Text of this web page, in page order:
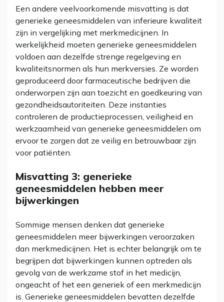
Een andere veelvoorkomende misvatting is dat
generieke geneesmiddelen van inferieure kwaliteit
zijn in vergelijking met merkmedicijnen. In
werkelijkheid moeten generieke geneesmiddelen
voldoen aan dezelfde strenge regelgeving en
kwaliteitsnormen als hun merkversies. Ze worden
geproduceerd door farmaceutische bedrijven die
onderworpen zijn aan toezicht en goedkeuring van
gezondheidsautoriteiten. Deze instanties
controleren de productieprocessen, veiligheid en
werkzaamheid van generieke geneesmiddelen om
ervoor te zorgen dat ze veilig en betrouwbaar zijn
voor patiënten.
Misvatting 3: generieke
geneesmiddelen hebben meer
bijwerkingen
Sommige mensen denken dat generieke
geneesmiddelen meer bijwerkingen veroorzaken
dan merkmedicijnen. Het is echter belangrijk om te
begrijpen dat bijwerkingen kunnen optreden als
gevolg van de werkzame stof in het medicijn,
ongeacht of het een generiek of een merkmedicijn
is. Generieke geneesmiddelen bevatten dezelfde